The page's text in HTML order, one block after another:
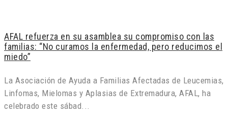
AFAL refuerza en su asamblea su compromiso con las
familias: “No curamos la enfermedad, pero reducimos el
miedo”
La Asociación de Ayuda a Familias Afectadas de Leucemias,
Linfomas, Mielomas y Aplasias de Extremadura, AFAL, ha
celebrado este sábad...